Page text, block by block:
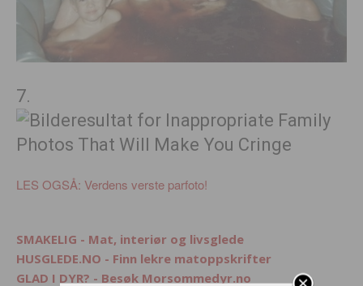
7.
LES OGSÅ: Verdens verste parfoto!
SMAKELIG - Mat, interiør og livsglede
HUSGLEDE.NO - Finn lekre matoppskrifter
GLAD I DYR? - Besøk Morsommedyr.no